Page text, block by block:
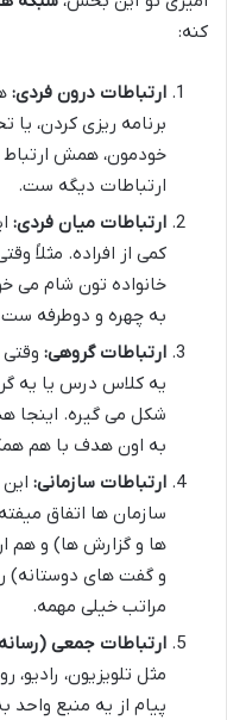
کنه:
ارتباطات درون فردی:
برنامه ریزی کردن،
خودمون، همش
ارتباطات دیگه ست.
ارتباطات میان فردی:
کمی از افراده. مثلاً
خانواده تون شام می
به چهره و دوطرفه ست
ارتباطات گروهی:
یه کلاس درس یا یه
شکل می گیره. اینجا
به اون هدف با هم
ارتباطات سازمانی:
سازمان ها اتفاق
ها و گزارش ها) و هم
و گفت های دوستانه)
مراتب خیلی مهمه.
ارتباطات جمعی
مثل تلویزیون،
پیام از یه منبع واحد